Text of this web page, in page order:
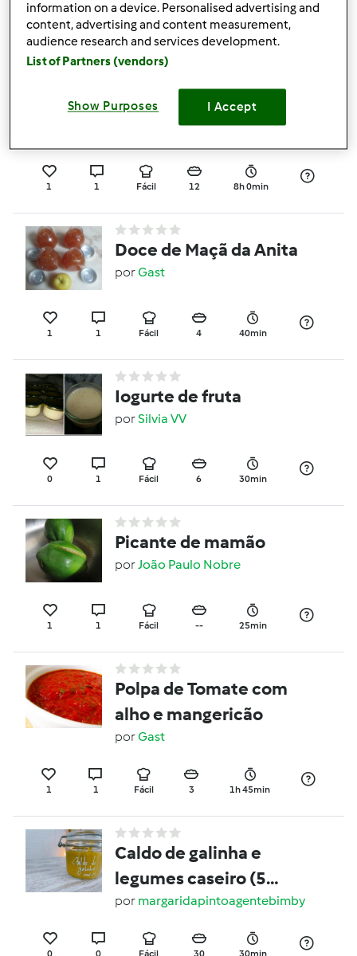
2 2 Fácil -- 40min
5.0(1)
Iogurtes de Coco
1 1 Fácil 12 8h 0min
Doce de Maçã da Anita
porGast
1 1 Fácil 4 40min
Iogurte de fruta
porSilvia VV
0 1 Fácil 6 30min
Picante de mamão
porJoão Paulo Nobre
1 1 Fácil -- 25min
Polpa de Tomate com
alho e mangericão
porGast
1 1 Fácil 3 1h 45min
Caldo de galinha e
legumes caseiro (5
meses de conservação)
por margaridapintoagentebimby
0 0 Fácil 30 30min
information on a device. Personalised advertising and
content, advertising and content measurement,
audience research and services development.
List of Partners (vendors)
Show Purposes I Accept